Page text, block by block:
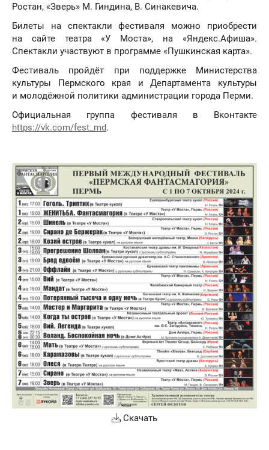
Ростан, «Зверь» М. Гиндина, В. Синакевича.
Билеты на спектакли фестиваля можно приобрести
на сайте театра «У Моста», на «Яндекс.Афиша».
Спектакли участвуют в программе «Пушкинская карта».
Фестиваль пройдёт при поддержке Министерства
культуры Пермского края и Департамента культуры
и молодёжной политики администрации города Перми.
Официальная группа фестиваля в Вконтакте
https://vk.com/fest_md.
Скачать